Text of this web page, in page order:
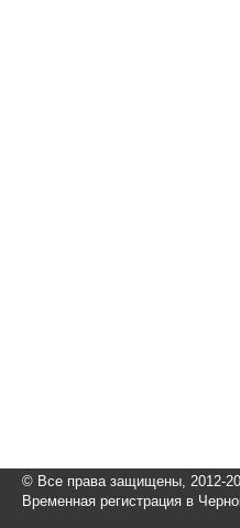
© Все права защищены, 2012-
Временная регистрация в